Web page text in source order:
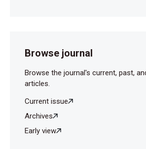
Browse journal
Browse the journal's current, past,
articles.
Current issue
Archives
Early view